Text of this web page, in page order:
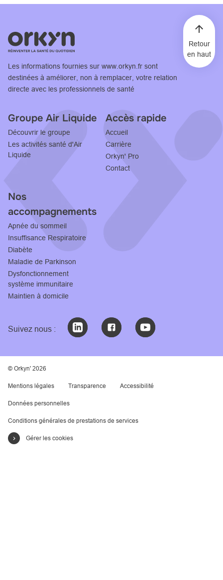
Les informations fournies sur www.orkyn.fr sont
destinées à améliorer, non à remplacer, votre relation
directe avec les professionnels de santé
Groupe Air Liquide
Découvrir le groupe
Les activités santé d'Air
Liquide
Accès rapide
Accueil
Carrière
Orkyn' Pro
Contact
Nos
accompagnements
Apnée du sommeil
Insuffisance Respiratoire
Diabète
Maladie de Parkinson
Dysfonctionnement
système immunitaire
Maintien à domicile
Suivez nous :
Retour
en haut
© Orkyn' 2026
Mentions légales Transparence Accessibilité
Données personnelles
Conditions générales de prestations de services
Gérer les cookies